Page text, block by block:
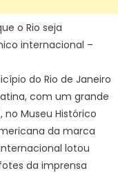
o Rio seja
internacional –
do Rio de Janeiro
com um grande
Museu Histórico
da marca
lotou
da imprensa